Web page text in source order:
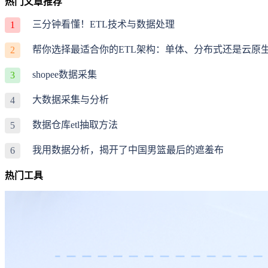
1 三分钟看懂！ETL技术与数据处理
2 帮你选择最适合你的ETL架构：单体、分布式还是云原
3 shopee数据采集
4 大数据采集与分析
5 数据仓库etl抽取方法
6 我用数据分析，揭开了中国男篮最后的遮羞布
热门工具